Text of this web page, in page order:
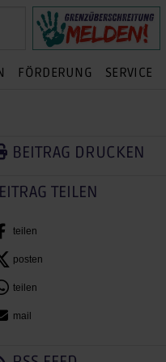
FÖRDERUNG SERVICE
BEITRAG DRUCKEN
TEILEN
teilen
posten
teilen
mail